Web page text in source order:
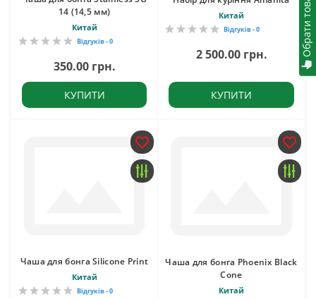
Обрати товари
14 (14,5 мм)
Китай
Відгуків - 0
350.00 грн.
КУПИТИ
Китай
Відгуків - 0
2 500.00 грн.
КУПИТИ
Чаша для бонга Silicone Print
Китай
Відгуків - 0
Чаша для бонга Phoenix Black
Cone
Китай